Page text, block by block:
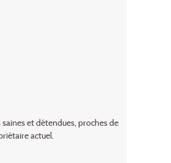
et détendues, proches de
actuel.